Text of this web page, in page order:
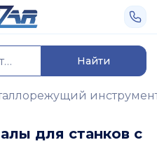
Найти
для станков с